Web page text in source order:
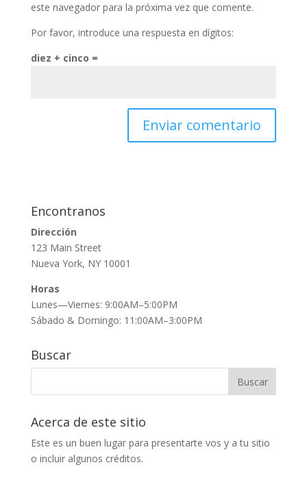
este navegador para la próxima vez que comente.
Por favor, introduce una respuesta en dígitos:
diez + cinco =
Encontranos
Dirección
123 Main Street
Nueva York, NY 10001
Horas
Lunes—Viernes: 9:00AM–5:00PM
Sábado & Domingo: 11:00AM–3:00PM
Buscar
Acerca de este sitio
Este es un buen lugar para presentarte vos y a tu sitio
o incluir algunos créditos.